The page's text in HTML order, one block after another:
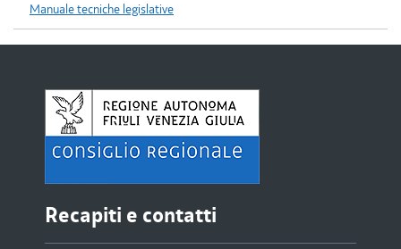
Manuale tecniche legislative
Recapiti e contatti